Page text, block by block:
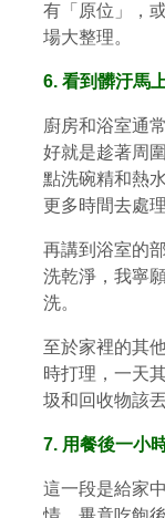
有「原位」，
場大整理。
6. 看到髒汙馬
廚房和浴室通
好就是趁著周
點洗碗精和熱
更多時間去處理
再講到浴室的
洗乾淨，我寧
洗。
至於家裡的其
時打理，一天
圾和回收物該
7. 用餐後一小
這一段是給家